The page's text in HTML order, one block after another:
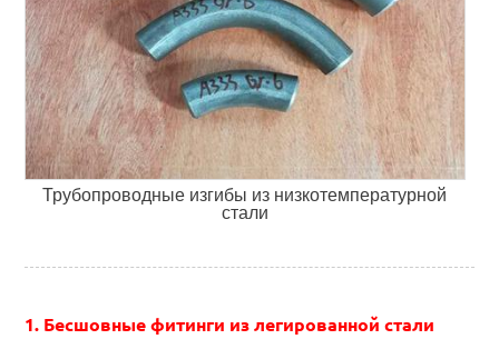
Трубопроводные изгибы из низкотемпературной
стали
1. Бесшовные фитинги из легированной стали